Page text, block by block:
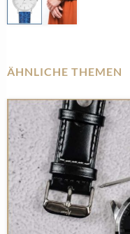
ÄHNLICHE THEMEN